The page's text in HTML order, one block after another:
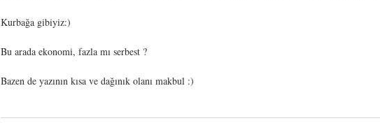
Kurbağa gibiyiz:)
Bu arada ekonomi, fazla mı serbest ?
Bazen de yazının kısa ve dağınık olanı makbul :)